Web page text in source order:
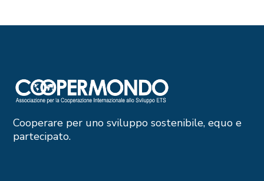
Cooperare per uno sviluppo sostenibile, equo e
partecipato.